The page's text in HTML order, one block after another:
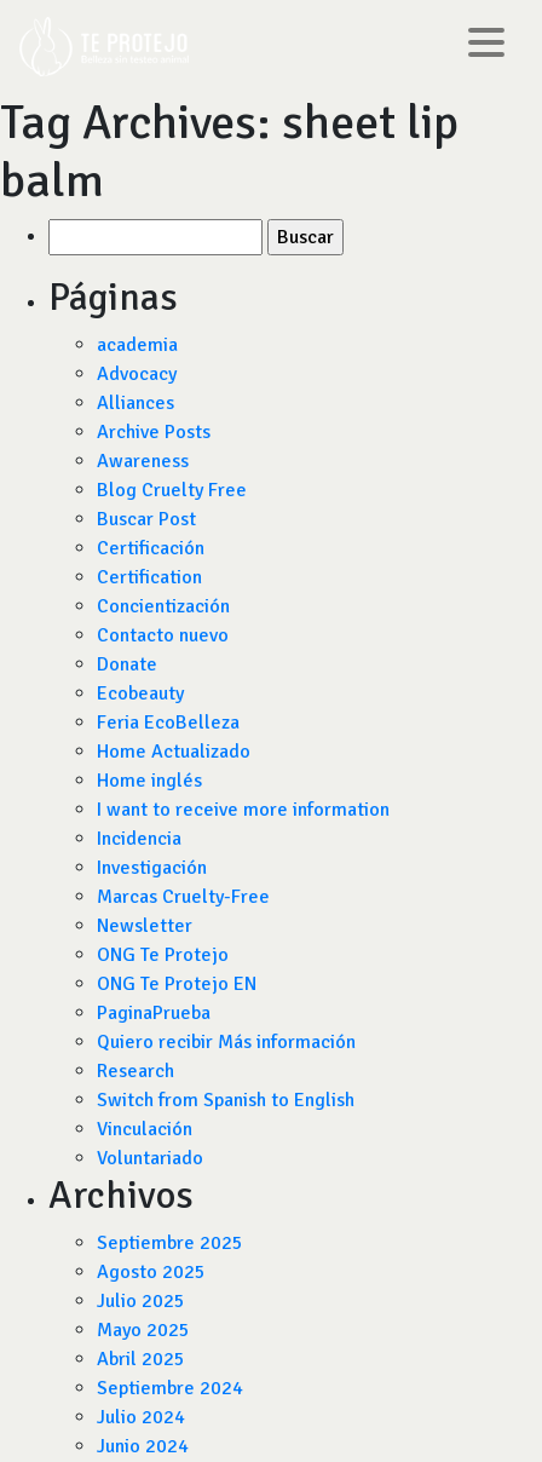
Tag Archives: sheet lip
balm
por:
Páginas
academia
Advocacy
Alliances
Archive Posts
Awareness
Blog Cruelty Free
Buscar Post
Certificación
Certification
Concientización
Contacto nuevo
Donate
Ecobeauty
Feria EcoBelleza
Home Actualizado
Home inglés
I want to receive more information
Incidencia
Investigación
Marcas Cruelty-Free
Newsletter
ONG Te Protejo
ONG Te Protejo EN
PaginaPrueba
Quiero recibir Más información
Research
Switch from Spanish to English
Vinculación
Voluntariado
Archivos
Septiembre 2025
Agosto 2025
Julio 2025
Mayo 2025
Abril 2025
Septiembre 2024
Julio 2024
Junio 2024